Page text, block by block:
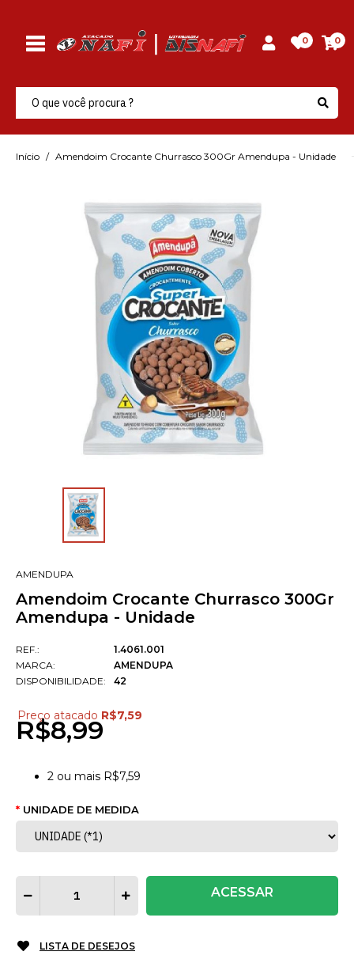
0 0
Início Amendoim Crocante Churrasco 300Gr Amendupa - Unidade
AMENDUPA
Amendoim Crocante Churrasco 300Gr
Amendupa - Unidade
REF.:
MARCA:
DISPONIBILIDADE:
1.4061.001
AMENDUPA
42
Preço atacado R$7,59
R$8,99
2 ou mais R$7,59
UNIDADE DE MEDIDA
ACESSAR
LISTA DE DESEJOS